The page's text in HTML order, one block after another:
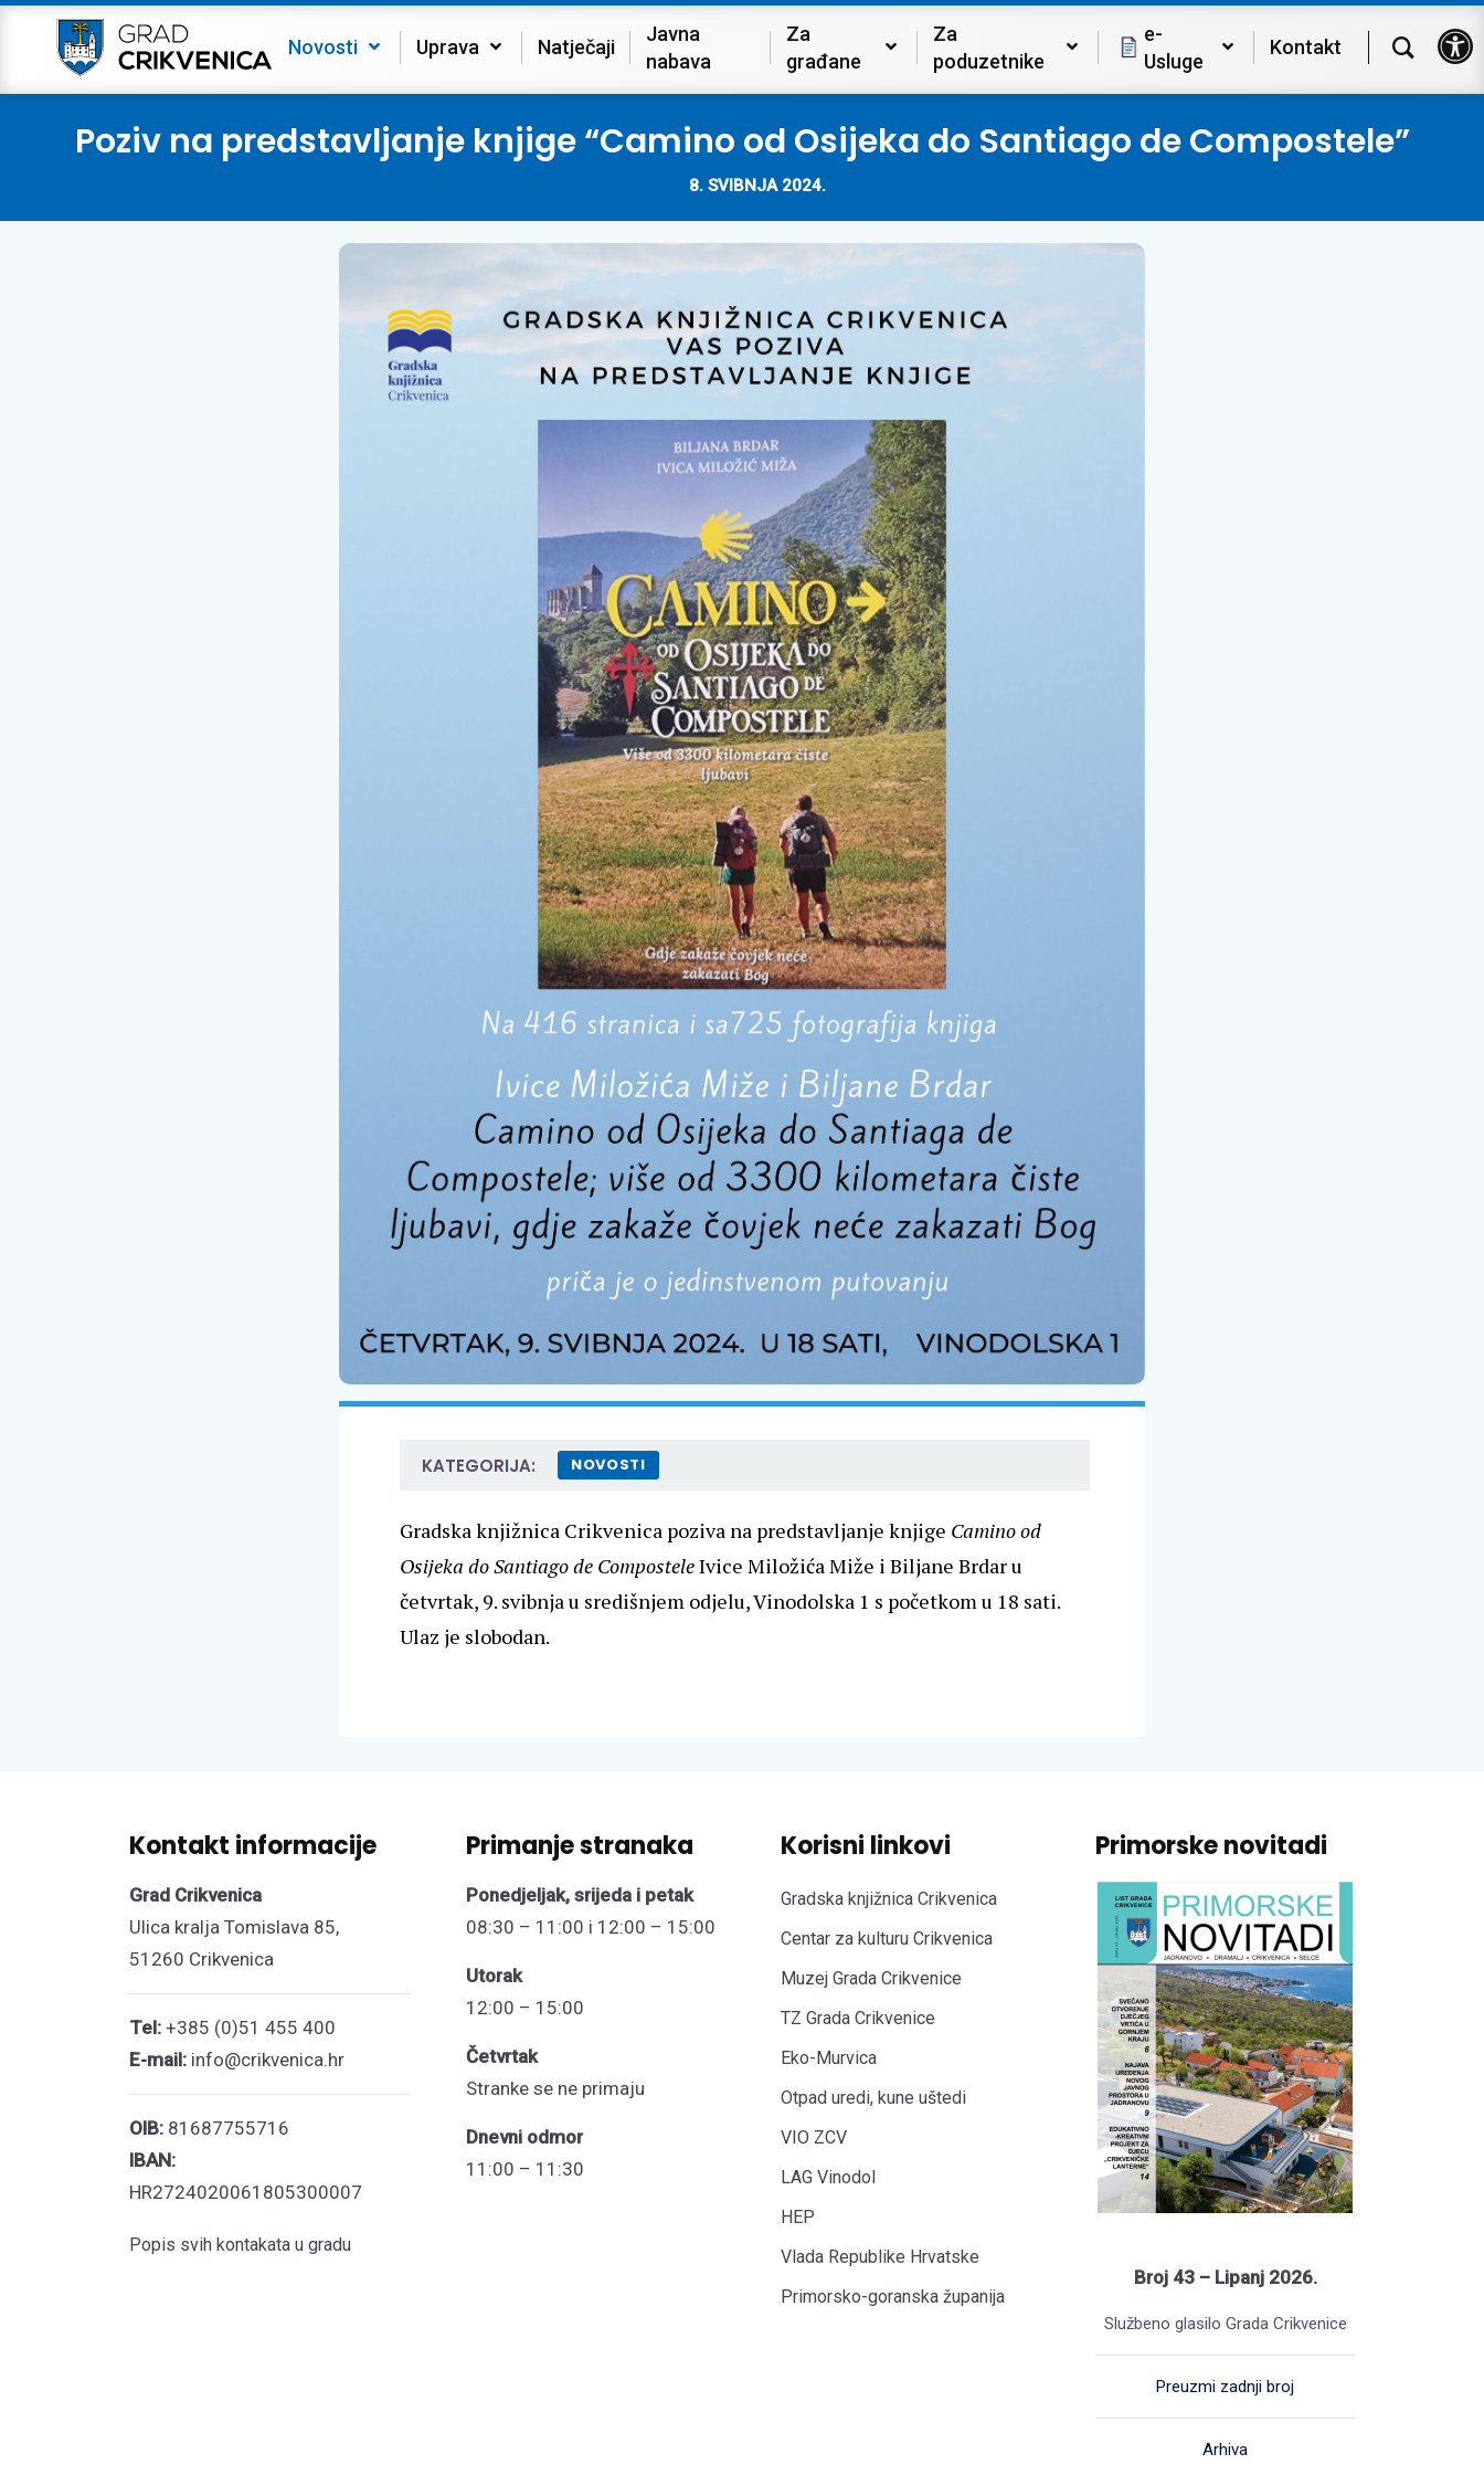
Novosti Uprava Natječaji
Javna
nabava
Za
građane
Za
poduzetnike
e-
Usluge
Kontakt
Poziv na predstavljanje knjige “Camino od Osijeka do Santiago de Compostele”
8. SVIBNJA 2024.
KATEGORIJA: NOVOSTI
Gradska knjižnica Crikvenica poziva na predstavljanje knjige Camino od
Osijeka do Santiago de ComposteleIvice Miložića Miže i Biljane Brdar u
četvrtak, 9. svibnja u središnjem odjelu, Vinodolska 1 s početkom u 18 sati.
Ulaz je slobodan.
Kontakt informacije
Grad Crikvenica
Ulica kralja Tomislava 85,
51260 Crikvenica
Tel: +385 (0)51 455 400
E-mail: info@crikvenica.hr
OIB: 81687755716
IBAN:
HR2724020061805300007
Popis svih kontakata u gradu
Primanje stranaka
Ponedjeljak, srijeda i petak
08:30 – 11:00 i 12:00 – 15:00
Utorak
12:00 – 15:00
Četvrtak
Stranke se ne primaju
Dnevni odmor
11:00 – 11:30
Korisni linkovi
Gradska knjižnica Crikvenica
Centar za kulturu Crikvenica
Muzej Grada Crikvenice
TZ Grada Crikvenice
Eko-Murvica
Otpad uredi, kune uštedi
VIO ZCV
LAG Vinodol
HEP
Vlada Republike Hrvatske
Primorsko-goranska županija
Primorske novitadi
Broj 43 – Lipanj 2026.
Službeno glasilo Grada Crikvenice
Preuzmi zadnji broj
Arhiva